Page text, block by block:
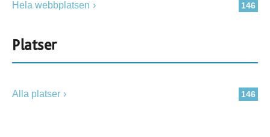
146
Hela webbplatsen
Platser
146
Alla platser